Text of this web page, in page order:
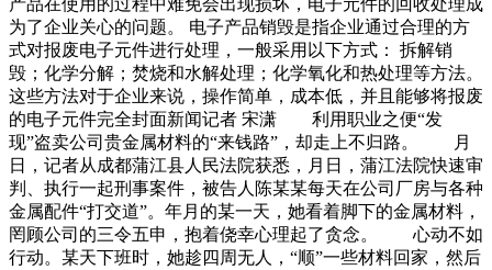
产品在使用的过程中难免会出现损坏，电子元件的回收处理成
为了企业关心的问题。 电子产品销毁是指企业通过合理的方
式对报废电子元件进行处理，一般采用以下方式： 拆解销
毁；化学分解；焚烧和水解处理；化学氧化和热处理等方法。
这些方法对于企业来说，操作简单，成本低，并且能够将报废
的电子元件完全封面新闻记者 宋潇 利用职业之便“发
现”盗卖公司贵金属材料的“来钱路”，却走上不归路。 月
日，记者从成都蒲江县人民法院获悉，月日，蒲江法院快速审
判、执行一起刑事案件，被告人陈某某每天在公司厂房与各种
金属配件“打交道”。年月的某一天，她看着脚下的金属材料，
罔顾公司的三令五申，抱着侥幸心理起了贪念。 心动不如
行动。某天下班时，她趁四周无人，“顺”一些材料回家，然后